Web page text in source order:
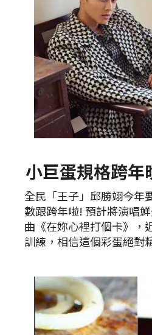
小巨蛋規格跨年
全民「王子」邱勝翊今年
數跟跨年啦! 預計將演唱
曲《在妳心裡打個卡》，
訓練，相信這個彩蛋絕對